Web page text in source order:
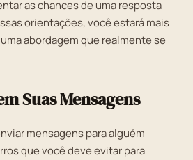
as chances de uma resposta
orientações, você estará mais
abordagem que realmente se
Suas Mensagens
mensagens para alguém
que você deve evitar para